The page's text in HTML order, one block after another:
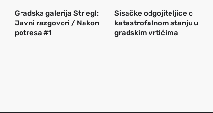
Gradska galerija Striegl:
Javni razgovori / Nakon
potresa #1
Sisačke odgojiteljice o
katastrofalnom stanju u
gradskim vrtićima